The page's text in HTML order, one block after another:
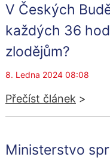
V Českých
každých 36
zlodějům?
8. Ledna 2024 08:08
Přečíst článek >
Ministerstvo